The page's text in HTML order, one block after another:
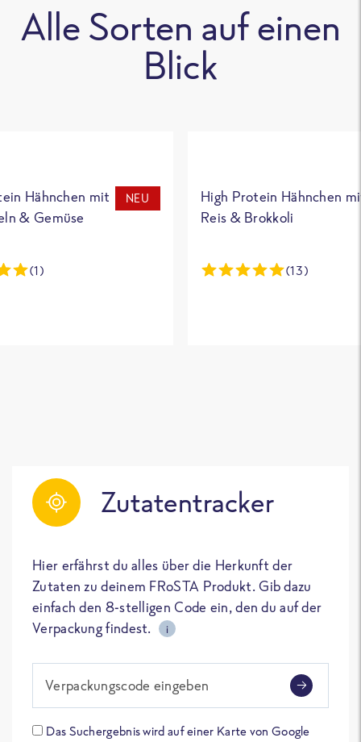
Alle Sorten auf einen
Blick
Hähnchen mit
& Gemüse
NEU
(1)
High Protein Hähnchen
Reis & Brokkoli
(13)
Zutatentracker
Hier erfährst du alles über die Herkunft der
Zutaten zu deinem FRoSTA Produkt. Gib dazu
einfach den 8-stelligen Code ein, den du auf der
Verpackung findest.
i
Verpackungscode eingeben
Das Suchergebnis wird auf einer Karte von Google